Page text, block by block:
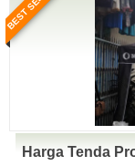
Harga Tenda